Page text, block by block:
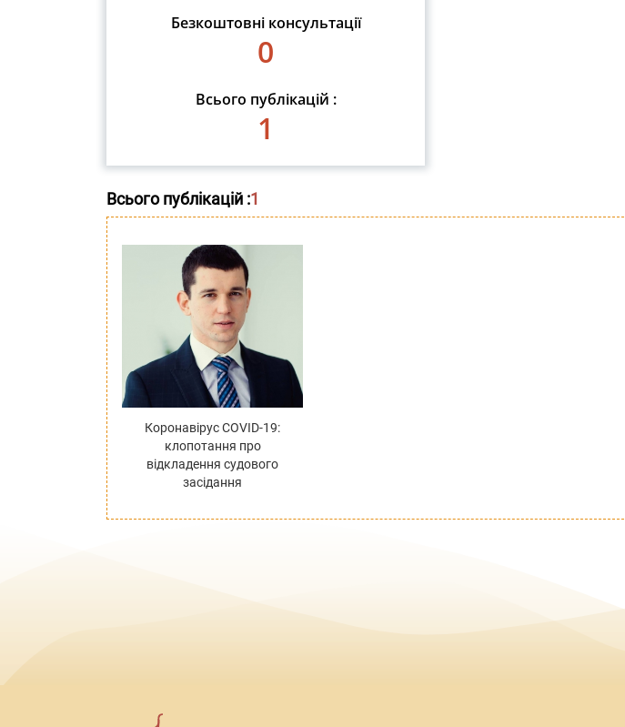
Безкоштовні консультації
0
Всього публікацій :
1
Всього публікацій :1
Коронавірус COVID-19:
клопотання про
відкладення судового
засідання